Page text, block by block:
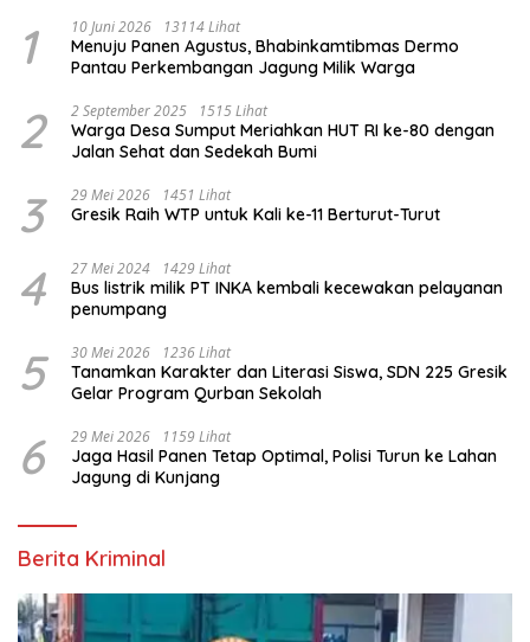
1 10 Juni 2026 13114 Lihat
Menuju Panen Agustus, Bhabinkamtibmas Dermo
Pantau Perkembangan Jagung Milik Warga
2 2 September 2025 1515 Lihat
Warga Desa Sumput Meriahkan HUT RI ke-80 dengan
Jalan Sehat dan Sedekah Bumi ‎
3 29 Mei 2026 1451 Lihat
Gresik Raih WTP untuk Kali ke-11 Berturut-Turut
4 27 Mei 2024 1429 Lihat
Bus listrik milik PT INKA kembali kecewakan pelayanan
penumpang
5 30 Mei 2026 1236 Lihat
Tanamkan Karakter dan Literasi Siswa, SDN 225 Gresik
Gelar Program Qurban Sekolah
6 29 Mei 2026 1159 Lihat
Jaga Hasil Panen Tetap Optimal, Polisi Turun ke Lahan
Jagung di Kunjang
Berita Kriminal